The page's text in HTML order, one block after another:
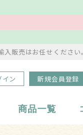
販売はお任せください。
イン 新規会員登録
商品一覧